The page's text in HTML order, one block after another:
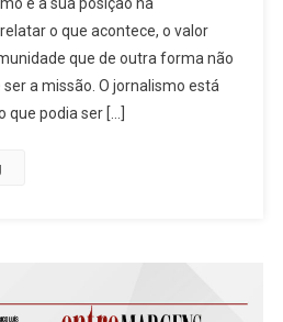
Que
Serve
Um
o que acontece, o valor
que de outra forma não
a missão. O jornalismo está
que podia ser […]